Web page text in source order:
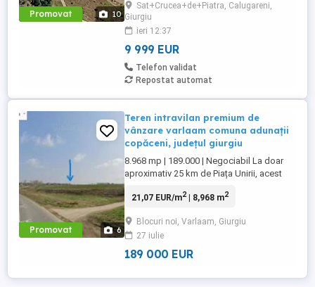
Promovat 10
linistita, la 200 de m de E70, drum asfaltat.
Curent la limita drumului de servitute, cum
se vede si in ...
Sat+Crucea+de+Piatra, Calugareni,
Giurgiu
ieri 12:37
9 999 EUR
Telefon validat
Repostat automat
Promovat 6
Teren intravilan premium de
vânzare varlaam comuna adunații
copăceni, județul giurgiu
8.968 mp | 189.000 | Negociabil La doar
aproximativ 25 km de Piața Unirii, acest
excelentă pentru investiție sau pentru
zonă aflată în continuă dezvoltare.
Amplasat pe platoul unui deal, terenul
beneficiază de ...
21,07 EUR/m2| 8,968 m2
Blocuri noi, Varlaam, Giurgiu
27 iulie
189 000 EUR